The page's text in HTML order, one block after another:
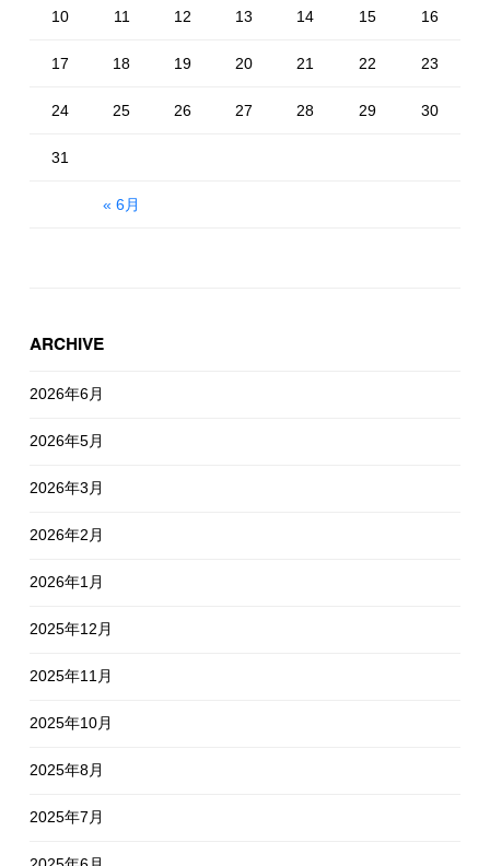
« 6月
10 11 12 13 14 15 16
17 18 19 20 21 22 23
24 25 26 27 28 29 30
31
ARCHIVE
2026年6月
2026年5月
2026年3月
2026年2月
2026年1月
2025年12月
2025年11月
2025年10月
2025年8月
2025年7月